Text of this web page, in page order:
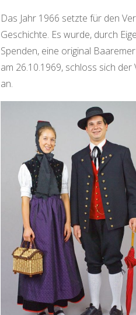
Das Jahr 1966 setzte für den
Geschichte. Es wurde, durch
Spenden, eine original
am 26.10.1969, schloss sich
an.